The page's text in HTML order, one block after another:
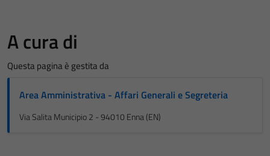
A cura di
Questa pagina è gestita da
Area Amministrativa - Affari Generali e Segreteria
Via Salita Municipio 2 - 94010 Enna (EN)